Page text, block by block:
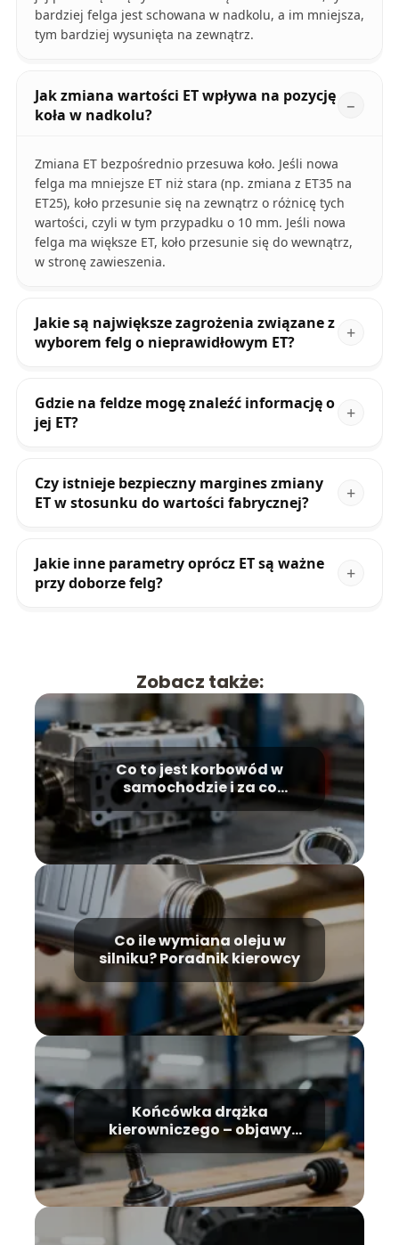
bardziej felga jest schowana w nadkolu, a im mniejsza,
tym bardziej wysunięta na zewnątrz.
Jak zmiana wartości ET wpływa na pozycję
koła w nadkolu?
Zmiana ET bezpośrednio przesuwa koło. Jeśli nowa
felga ma mniejsze ET niż stara (np. zmiana z ET35 na
ET25), koło przesunie się na zewnątrz o różnicę tych
wartości, czyli w tym przypadku o 10 mm. Jeśli nowa
felga ma większe ET, koło przesunie się do wewnątrz,
w stronę zawieszenia.
Jakie są największe zagrożenia związane z
wyborem felg o nieprawidłowym ET?
Gdzie na feldze mogę znaleźć informację o
jej ET?
Czy istnieje bezpieczny margines zmiany
ET w stosunku do wartości fabrycznej?
Jakie inne parametry oprócz ET są ważne
przy doborze felg?
Zobacz także:
Co to jest korbowód w
samochodzie i za co
odpowiada?
Co ile wymiana oleju w
silniku? Poradnik kierowcy
Końcówka drążka
kierowniczego – objawy
zużycia, jak rozpoznać?